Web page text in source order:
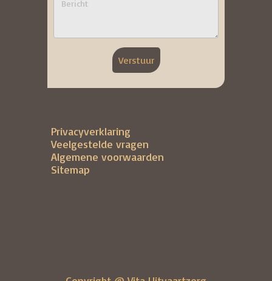
Verstuur
Privacyverklaring
Veelgestelde vragen
Algemene voorwaarden
Sitemap